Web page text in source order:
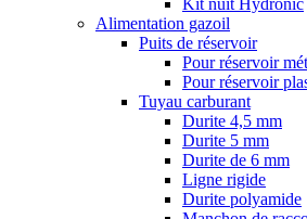
Kit nuit Hydronic
Alimentation gazoil
Puits de réservoir
Pour réservoir
Pour réservoir
Tuyau carburant
Durite 4,5 mm
Durite 5 mm
Durite de 6 mm
Ligne rigide
Durite polyamide